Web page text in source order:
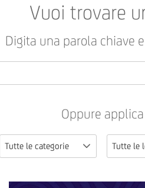
Vuoi trovare
Digita una parola chiave
Oppure
Tutte le categorie Tutte le